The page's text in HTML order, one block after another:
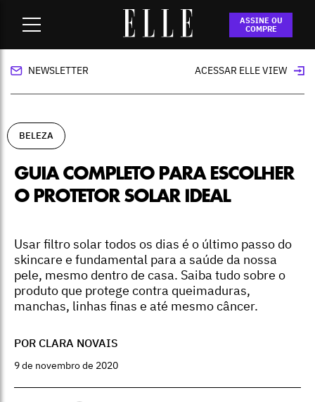
ASSINE OU
COMPRE
Guia completo para escolher o protetor solar
ideal
NEWSLETTER ACESSAR ELLE VIEW
BELEZA
GUIA COMPLETO PARA ESCOLHER
O PROTETOR SOLAR IDEAL
Usar filtro solar todos os dias é o último passo do
skincare e fundamental para a saúde da nossa
pele, mesmo dentro de casa. Saiba tudo sobre o
produto que protege contra queimaduras,
manchas, linhas finas e até mesmo câncer.
POR CLARA NOVAIS
9 de novembro de 2020